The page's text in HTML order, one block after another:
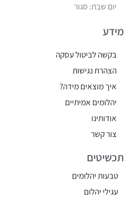
יום שבת: סגור
מידע
בקשה לביטול עסקה
הצהרת נגישות
איך מוצאים מידה?
יהלומים אמיתיים
אודותינו
צור קשר
תכשיטים
טבעות יהלומים
עגילי יהלום